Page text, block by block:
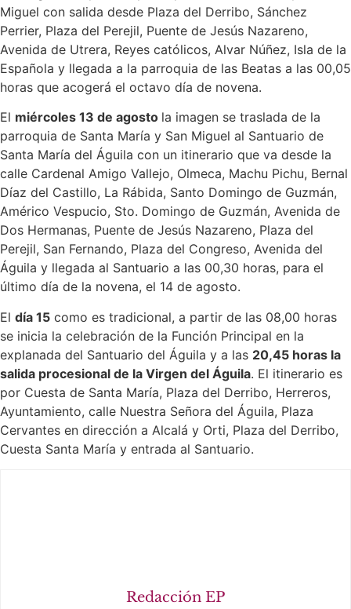
Miguel con salida desde Plaza del Derribo, Sánchez
Perrier, Plaza del Perejil, Puente de Jesús Nazareno,
Avenida de Utrera, Reyes católicos, Alvar Núñez, Isla de la
Española y llegada a la parroquia de las Beatas a las 00,05
horas que acogerá el octavo día de novena.
El miércoles 13 de agosto la imagen se traslada de la
parroquia de Santa María y San Miguel al Santuario de
Santa María del Águila con un itinerario que va desde la
calle Cardenal Amigo Vallejo, Olmeca, Machu Pichu, Bernal
Díaz del Castillo, La Rábida, Santo Domingo de Guzmán,
Américo Vespucio, Sto. Domingo de Guzmán, Avenida de
Dos Hermanas, Puente de Jesús Nazareno, Plaza del
Perejil, San Fernando, Plaza del Congreso, Avenida del
Águila y llegada al Santuario a las 00,30 horas, para el
último día de la novena, el 14 de agosto.
El día 15 como es tradicional, a partir de las 08,00 horas
se inicia la celebración de la Función Principal en la
explanada del Santuario del Águila y a las 20,45 horas la
salida procesional de la Virgen del Águila. El itinerario es
por Cuesta de Santa María, Plaza del Derribo, Herreros,
Ayuntamiento, calle Nuestra Señora del Águila, Plaza
Cervantes en dirección a Alcalá y Orti, Plaza del Derribo,
Cuesta Santa María y entrada al Santuario.
Redacción EP